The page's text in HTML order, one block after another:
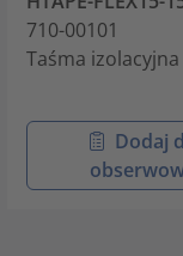
710-00101
Taśma izolacyjna
Dodaj